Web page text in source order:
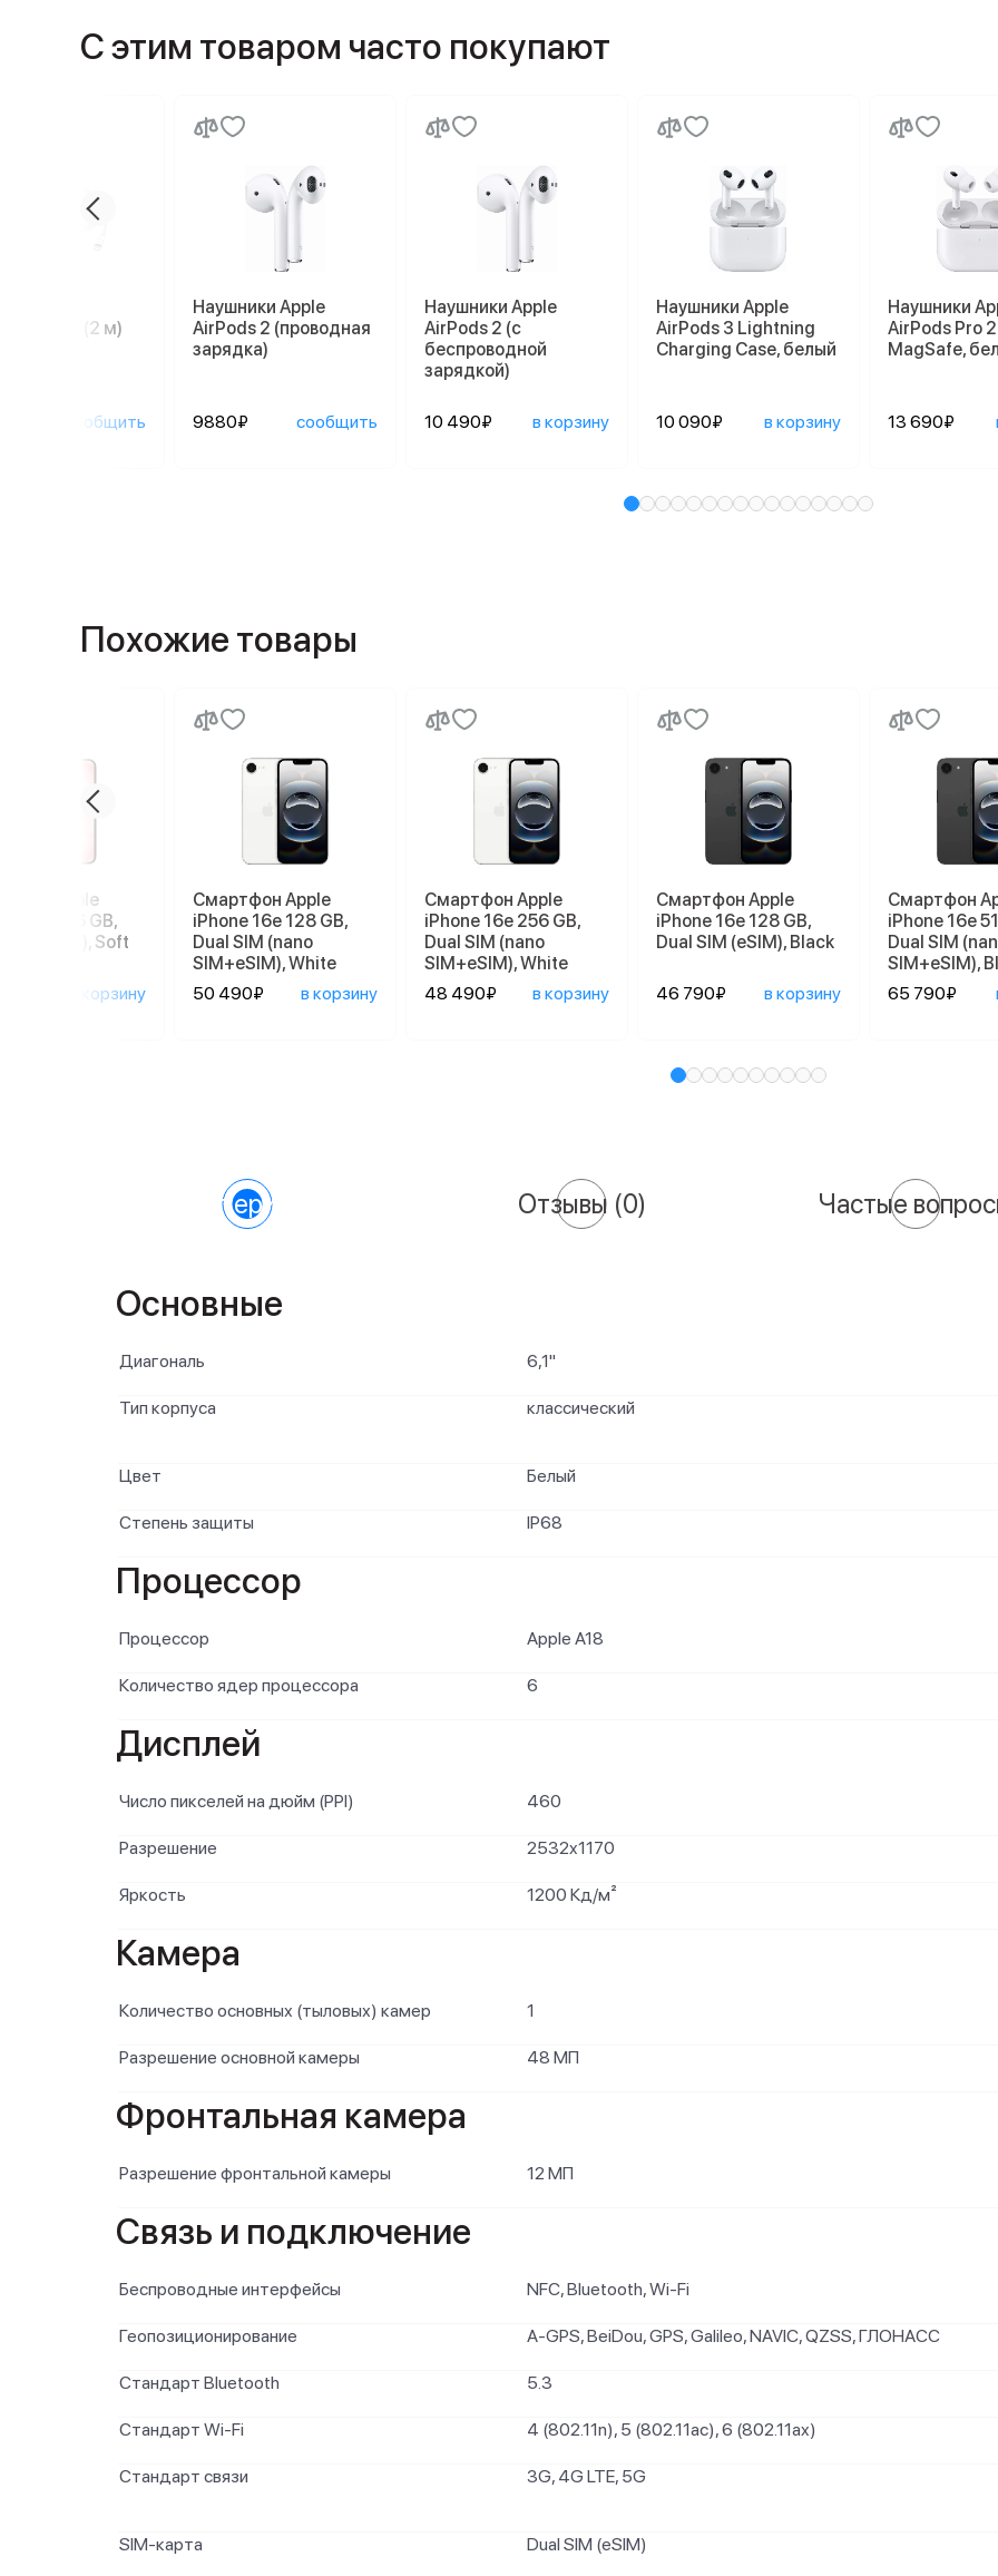
С этим товаром часто покупают
USB (2 м)
сообщить
Наушники Apple
AirPods 2 (проводная
зарядка)
9880₽ сообщить
Наушники Apple
AirPods 2 (с
беспроводной
зарядкой)
10 490₽ в корзину
Наушники Apple
AirPods 3 Lightning
Charging Case, белый
10 090₽ в корзину
Наушники
AirPods Pro 2
MagSafe,
13 690₽
Похожие товары
Apple
17e 256 GB,
(eSIM), Soft
в корзину
Смартфон Apple
iPhone 16e 128 GB,
Dual SIM (nano
SIM+eSIM), White
50 490₽
в корзину
Смартфон Apple
iPhone 16e 256 GB,
Dual SIM (nano
SIM+eSIM), White
48 490₽
в корзину
Смартфон Apple
iPhone 16e 128 GB,
Dual SIM (eSIM), Black
46 790₽ в корзину
Смартфон
iPhone 16e
Dual SIM
SIM+eSIM),
65 790₽
Характеристики Отзывы (0) Частые
Основные
Диагональ 6,1"
Тип корпуса классический
Цвет Белый
Степень защиты IP68
Процессор
Процессор Apple A18
Количество ядер процессора 6
Дисплей
Число пикселей на дюйм (PPI) 460
Разрешение 2532x1170
Яркость 1200 Кд/м²
Камера
Количество основных (тыловых) камер 1
Разрешение основной камеры 48 МП
Фронтальная камера
Разрешение фронтальной камеры 12 МП
Связь и подключение
Беспроводные интерфейсы NFC, Bluetooth, Wi-Fi
Геопозиционирование A-GPS, BeiDou, GPS, Galileo, NAVIC, QZSS, ГЛОНАСС
Стандарт Bluetooth 5.3
Стандарт Wi-Fi 4 (802.11n), 5 (802.11ac), 6 (802.11ax)
Стандарт связи 3G, 4G LTE, 5G
SIM-карта Dual SIM (eSIM)